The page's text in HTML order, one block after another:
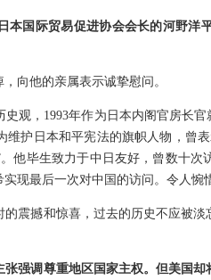
本国际贸易促进协会会长的河野
向他的亲属表示诚挚慰问。
观，1993年作为日本内阁官房长官
护日本和平宪法的旗帜人物，曾
他毕生致力于中日友好，曾数十
现最后一次对中国的访问。令人惋
震撼和惊喜，过去的历史不应被
强调尊重地区国家主权。但美国